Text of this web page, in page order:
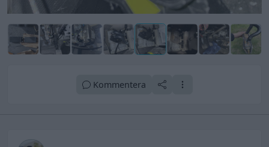
Kommentera